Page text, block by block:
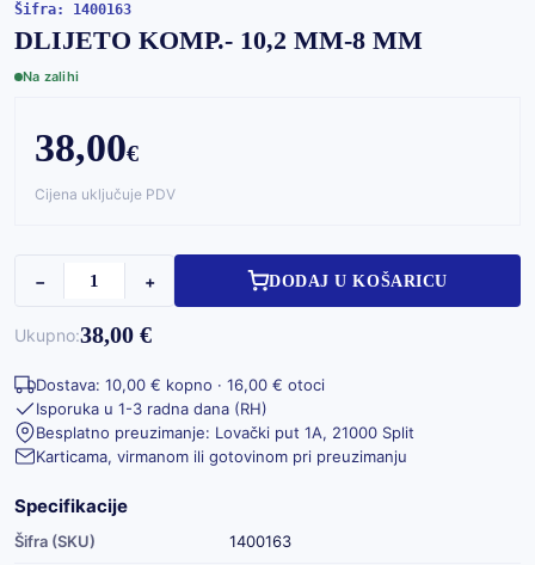
Šifra: 1400163
DLIJETO KOMP.- 10,2 MM-8 MM
Na zalihi
38,00€
Cijena uključuje PDV
− + DODAJ U KOŠARICU
Ukupno:38,00 €
Dostava: 10,00 € kopno · 16,00 € otoci
Isporuka u 1-3 radna dana (RH)
Besplatno preuzimanje: Lovački put 1A, 21000 Split
Karticama, virmanom ili gotovinom pri preuzimanju
Specifikacije
Šifra (SKU) 1400163